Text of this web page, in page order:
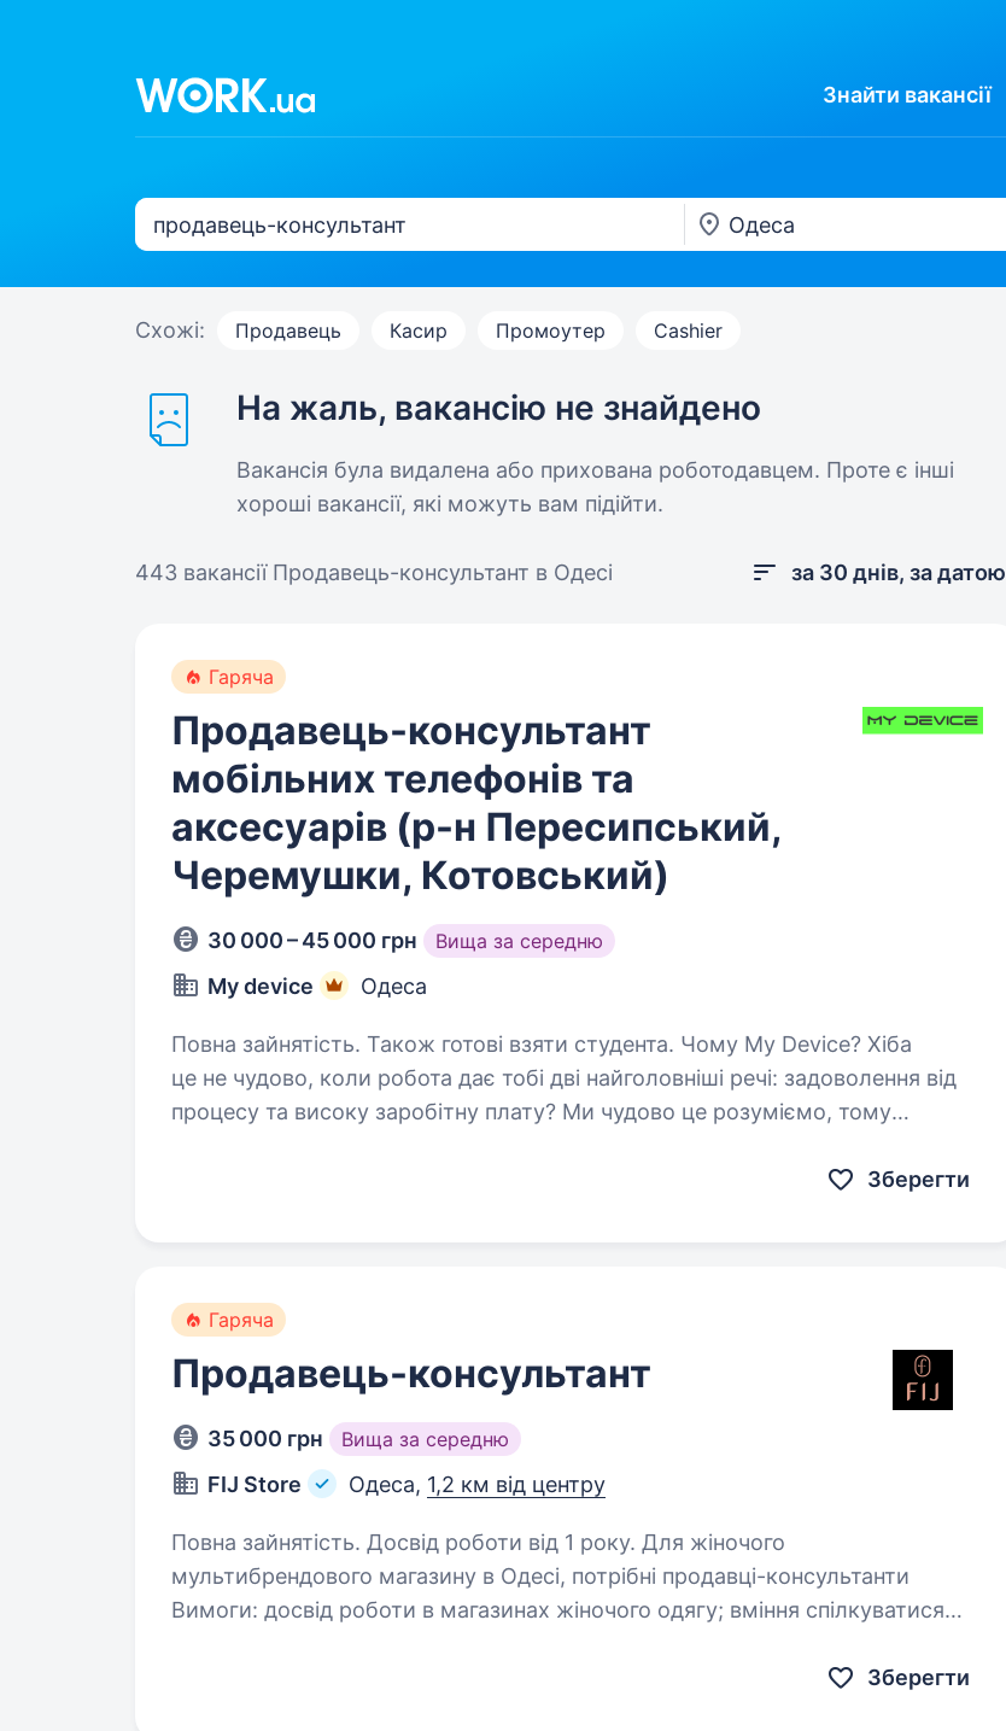
Знайти вакансії
Схожі: Продавець Касир Промоутер Cashier
На жаль, вакансію не знайдено
Вакансія була видалена або прихована роботодавцем. Проте є інші
хороші вакансії, які можуть вам підійти.
443 вакансії Продавець-консультант в Одесі за 30 днів, за датою
Гаряча
Продавець-консультант
мобільних телефонів та
аксесуарів (р-н Пересипський,
Черемушки, Котовський)
30 000 – 45 000 грн Вища за середню
My device Одеса
Повна зайнятість. Також готові взяти студента. Чому My Device? Хіба
це не чудово, коли робота дає тобі дві найголовніші речі: задоволення від
процесу та високу заробітну плату? Ми чудово це розуміємо, тому
Зберегти
Гаряча
Продавець-консультант
35 000 грн Вища за середню
FIJ Store Одеса, 1,2 км від центру
Повна зайнятість. Досвід роботи від 1 року. Для жіночого
мультибрендового магазину в Одесі, потрібні продавці-консультанти
Вимоги: досвід роботи в магазинах жіночого одягу; вміння спілкуватися
Зберегти